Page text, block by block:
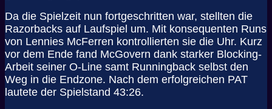
Da die Spielzeit nun fortgeschritten war, stellten die
Razorbacks auf Laufspiel um. Mit konsequenten Runs
von Lennies McFerren kontrollierten sie die Uhr. Kurz
vor dem Ende fand McGovern dank starker Blocking-
Arbeit seiner O-Line samt Runningback selbst den
Weg in die Endzone. Nach dem erfolgreichen PAT
lautete der Spielstand 43:26.